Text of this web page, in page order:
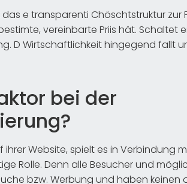
e transparenti Chöschtstruktur zur
vereinbarte Priis hät. Schaltet
D Wirtschaftlichkeit hingegend fallt
bei der
Website, spielt es in Verbindung
Rolle. Denn alle Besucher und
bzw. Werbung und haben keinen